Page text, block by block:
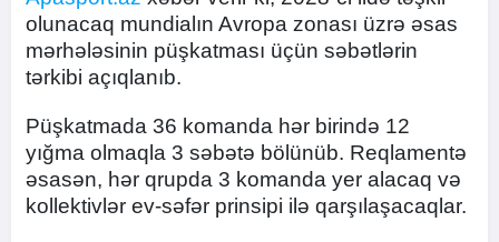
olunacaq mundialın Avropa zonası üzrə əsas
mərhələsinin püşkatması üçün səbətlərin
tərkibi açıqlanıb.
Püşkatmada 36 komanda hər birində 12
yığma olmaqla 3 səbətə bölünüb. Reqlamentə
əsasən, hər qrupda 3 komanda yer alacaq və
kollektivlər ev-səfər prinsipi ilə qarşılaşacaqlar.